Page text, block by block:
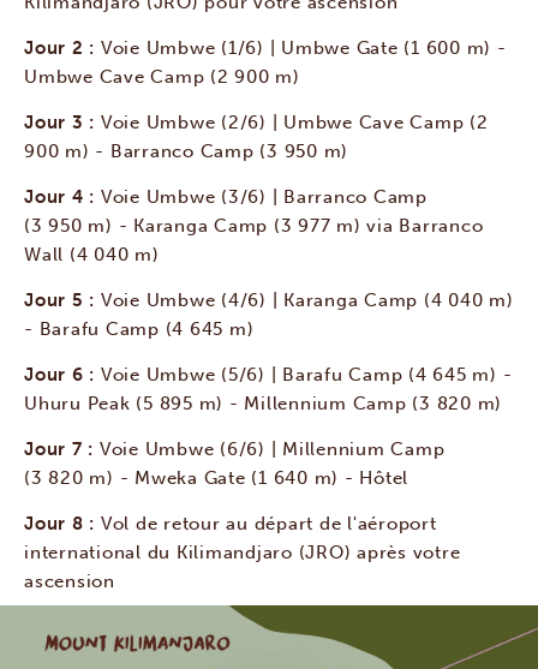
Jour 2 : Voie Umbwe (1/6) | Umbwe Gate (1 600 m) -
Umbwe Cave Camp (2 900 m)
Jour 3 : Voie Umbwe (2/6) | Umbwe Cave Camp (2
900 m) - Barranco Camp (3 950 m)
Jour 4 : Voie Umbwe (3/6) | Barranco Camp
(3 950 m) - Karanga Camp (3 977 m) via Barranco
Wall (4 040 m)
Jour 5 : Voie Umbwe (4/6) | Karanga Camp (4 040 m)
- Barafu Camp (4 645 m)
Jour 6 : Voie Umbwe (5/6) | Barafu Camp (4 645 m) -
Uhuru Peak (5 895 m) - Millennium Camp (3 820 m)
Jour 7 : Voie Umbwe (6/6) | Millennium Camp
(3 820 m) - Mweka Gate (1 640 m) - Hôtel
Jour 8 : Vol de retour au départ de l'aéroport
international du Kilimandjaro (JRO) après votre
ascension